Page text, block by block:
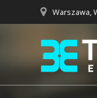
do
Warszawa,